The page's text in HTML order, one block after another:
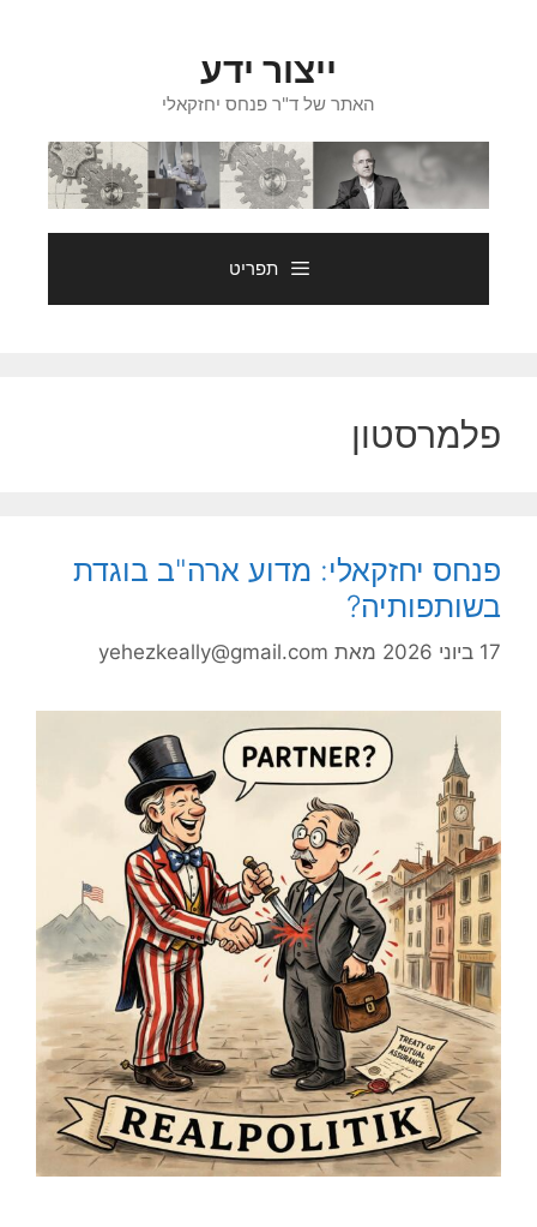
ייצור ידע
האתר של ד"ר פנחס יחזקאלי
תפריט
פלמרסטון
פנחס יחזקאלי: מדוע ארה"ב בוגדת
בשותפותיה?
17 ביוני 2026 מאת yehezkeally@gmail.com